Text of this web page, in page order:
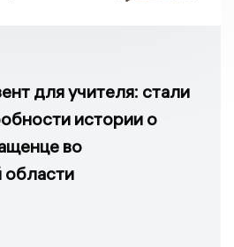
для учителя: стали
истории о
во